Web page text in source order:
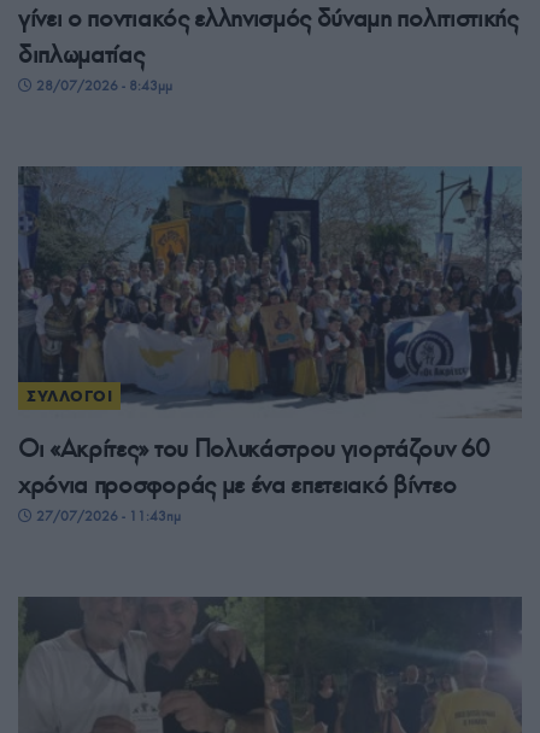
γίνει ο ποντιακός ελληνισμός δύναμη πολιτιστικής
διπλωματίας
28/07/2026 - 8:43μμ
ΣΥΛΛΟΓΟΙ
Οι «Ακρίτες» του Πολυκάστρου γιορτάζουν 60
χρόνια προσφοράς με ένα επετειακό βίντεο
27/07/2026 - 11:43πμ